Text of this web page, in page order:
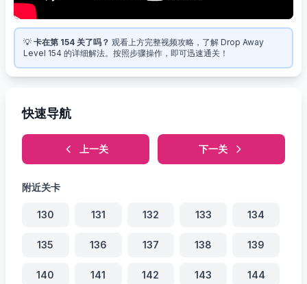
💡 卡在第 154 关了吗？ 观看上方完整视频攻略，了解 Drop Away
Level 154 的详细解法。按照步骤操作，即可迅速通关！
快速导航
上一关 下一关
附近关卡
130 131 132 133 134
135 136 137 138 139
140 141 142 143 144